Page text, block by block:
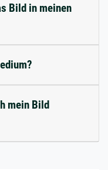
Bild in meinen
mein Bild